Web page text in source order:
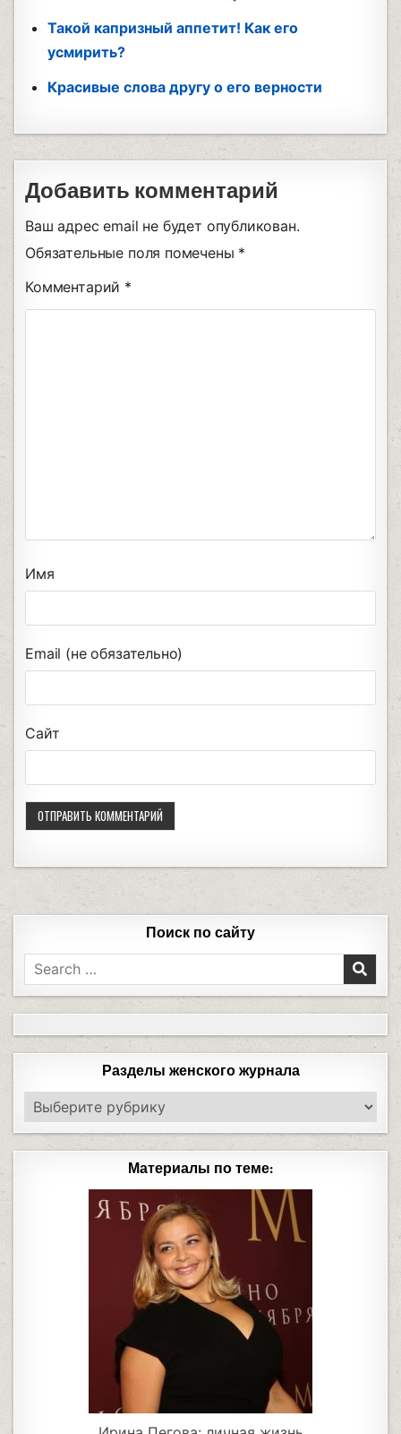
Такой капризный аппетит! Как его
усмирить?
Красивые слова другу о его верности
Добавить комментарий
Ваш адрес email не будет опубликован.
Обязательные поля помечены *
Комментарий *
Имя
Email (не обязательно)
Сайт
Поиск по сайту
Разделы женского журнала
Материалы по теме: